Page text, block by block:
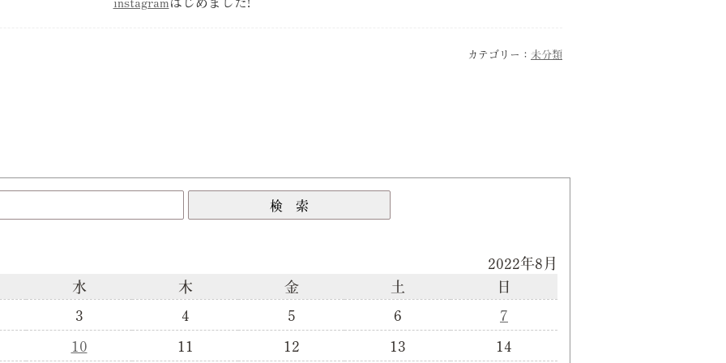
カテゴリー： 未分類
2022年8月
水 木 金 土
日
3 4 5 6
7
10 11 12 13
14